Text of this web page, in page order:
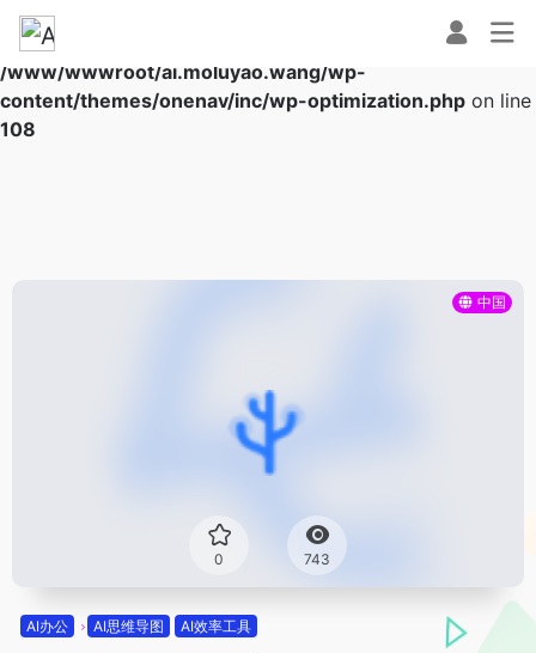
Warning
/www/wwwroot/ai.moluyao.wang/wp-
content/themes/onenav/inc/wp-optimization.php on line
108
中国
0 743
AI办公 AI思维导图 AI效率工具